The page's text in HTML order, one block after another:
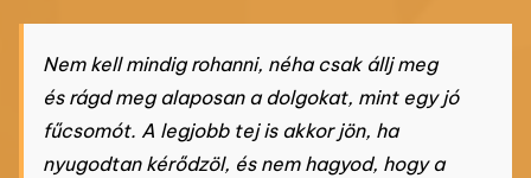
Nem kell mindig rohanni, néha csak állj meg
és rágd meg alaposan a dolgokat, mint egy jó
fűcsomót. A legjobb tej is akkor jön, ha
nyugodtan kérődzöl, és nem hagyod, hogy a